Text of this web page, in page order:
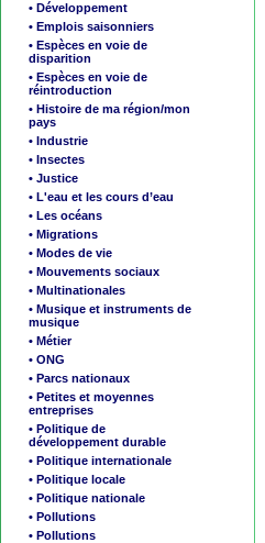
• Développement
• Emplois saisonniers
• Espèces en voie de
disparition
• Espèces en voie de
réintroduction
• Histoire de ma région/mon
pays
• Industrie
• Insectes
• Justice
• L'eau et les cours d’eau
• Les océans
• Migrations
• Modes de vie
• Mouvements sociaux
• Multinationales
• Musique et instruments de
musique
• Métier
• ONG
• Parcs nationaux
• Petites et moyennes
entreprises
• Politique de
développement durable
• Politique internationale
• Politique locale
• Politique nationale
• Pollutions
• Pollutions